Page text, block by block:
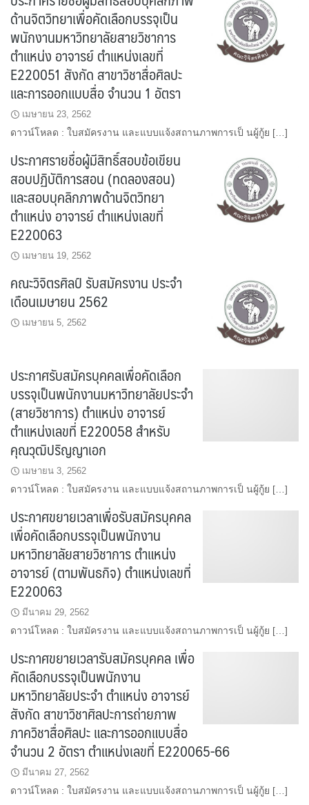
ด้านจิตวิทยาเพื่อคัดเลือกบรรจุเป็น
พนักงานมหาวิทยาลัยสายวิชาการ
ตำแหน่ง อาจารย์ ตำแหน่งเลขที่
E220051 สังกัด สาขาวิชาสื่อศิลปะ
และการออกแบบสื่อ จำนวน 1 อัตรา
เมษายน 23, 2562
ดาวน์โหลด : ใบสมัครงาน และแบบแจ้งสถานภาพการเป็ นผู้กู้ย […]
ประกาศรายชื่อผู้มีสิทธิ์สอบข้อเขียน
สอบปฏิบัติการสอน (ทดลองสอน)
และสอบบุคลิกภาพด้านจิตวิทยา
ตำแหน่ง อาจารย์ ตำแหน่งเลขที่
E220063
เมษายน 19, 2562
คณะวิจิตรศิลป์ รับสมัครงาน ประจำ
เดือนเมษายน 2562
เมษายน 5, 2562
ประกาศรับสมัครบุคคลเพื่อคัดเลือก
บรรจุเป็นพนักงานมหาวิทยาลัยประจำ
(สายวิชาการ) ตำแหน่ง อาจารย์
ตำแหน่งเลขที่ E220058 สำหรับ
คุณวุฒิปริญญาเอก
เมษายน 3, 2562
ดาวน์โหลด : ใบสมัครงาน และแบบแจ้งสถานภาพการเป็ นผู้กู้ย […]
ประกาศขยายเวลาเพื่อรับสมัครบุคคล
เพื่อคัดเลือกบรรจุเป็นพนักงาน
มหาวิทยาลัยสายวิชาการ ตำแหน่ง
อาจารย์ (ตามพันธกิจ) ตำแหน่งเลขที่
E220063
มีนาคม 29, 2562
ดาวน์โหลด : ใบสมัครงาน และแบบแจ้งสถานภาพการเป็ นผู้กู้ย […]
ประกาศขยายเวลารับสมัครบุคคล เพื่อ
คัดเลือกบรรจุเป็นพนักงาน
มหาวิทยาลัยประจำ ตำแหน่ง อาจารย์
สังกัด สาขาวิชาศิลปะการถ่ายภาพ
ภาควิชาสื่อศิลปะ และการออกแบบสื่อ
จำนวน 2 อัตรา ตำแหน่งเลขที่ E220065-66
มีนาคม 27, 2562
ดาวน์โหลด : ใบสมัครงาน และแบบแจ้งสถานภาพการเป็ นผู้กู้ย […]